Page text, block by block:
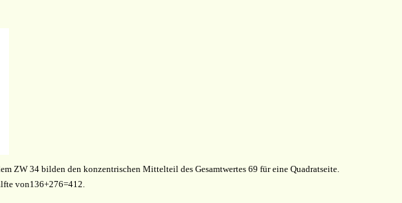
ZW 34 bilden den konzentrischen Mittelteil des Gesamtwertes 69 für eine Quadratseite.
von136+276=412.